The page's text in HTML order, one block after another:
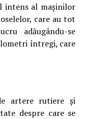
intens al mașinilor
care au tot
adăugându-se
întregi, care
artere rutiere și
despre care se